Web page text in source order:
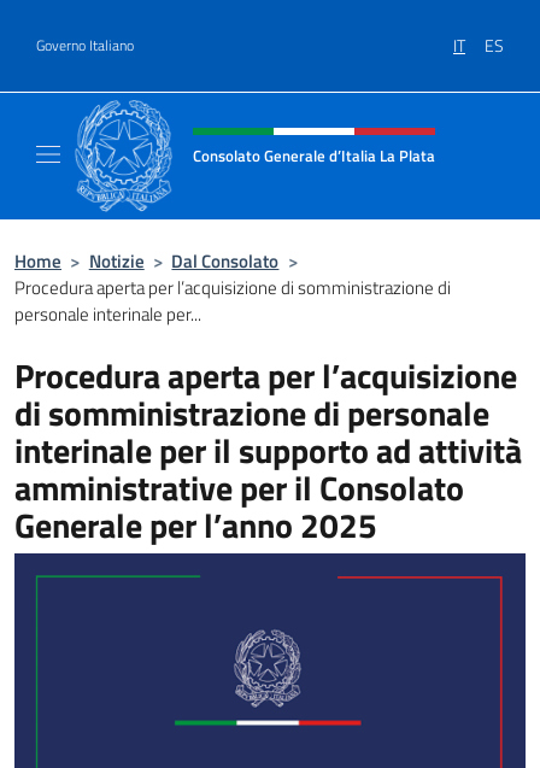
Governo Italiano IT ES
Intestazione sito, social e menù
Consolato Generale d’Italia La Plata
Home > Notizie > Dal Consolato >
Procedura aperta per l’acquisizione di somministrazione di
personale interinale per...
Procedura aperta per l’acquisizione
di somministrazione di personale
interinale per il supporto ad attività
amministrative per il Consolato
Generale per l’anno 2025